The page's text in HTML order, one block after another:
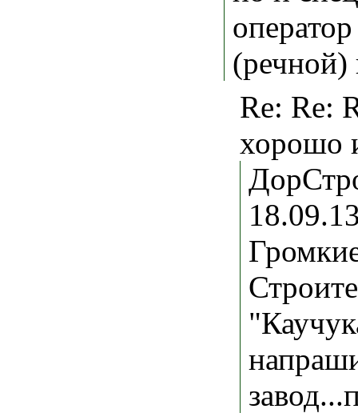
(речной)
Re: Re:
хорошо